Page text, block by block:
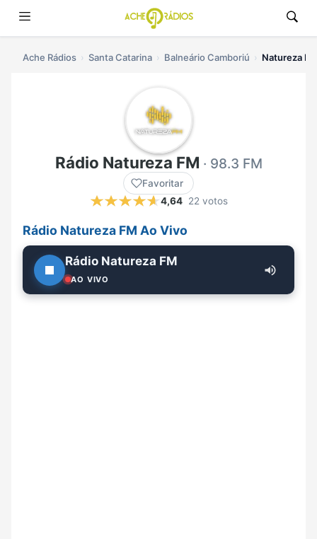
Ache Rádios Santa Catarina Balneário Camboriú Natureza
Rádio Natureza FM · 98.3 FM
Favoritar
4,64 22 votos
Rádio Natureza FM Ao Vivo
Rádio Natureza FM
AO VIVO